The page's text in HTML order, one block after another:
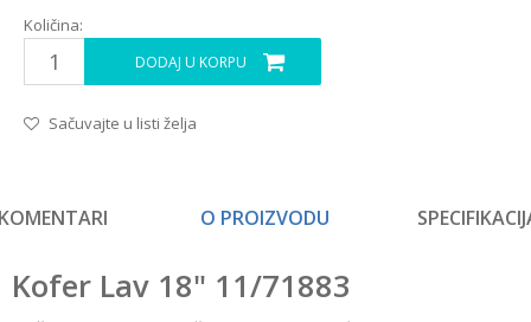
Količina:
DODAJ U KORPU
Sačuvajte u listi želja
O PROIZVODU
Kofer Lav 18" 11/71883